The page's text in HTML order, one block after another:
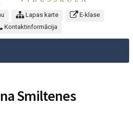
Lapas karte
E-klase
Kontaktinformācija
Smiltenes